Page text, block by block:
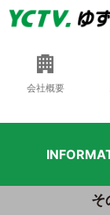
会社概要
そ